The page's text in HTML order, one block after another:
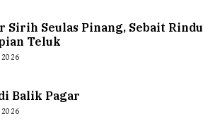
Sirih Seulas Pinang, Sebait Rindu
Teluk
Balik Pagar